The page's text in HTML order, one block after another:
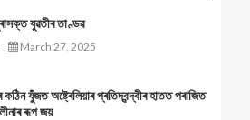
যুৱতীৰ তাণ্ডৱ
March 27, 2025
যুঁজত অষ্ট্ৰেলিয়াৰ প্ৰতিদ্বন্দ্বীৰ হাতত পৰাজিত
ৰূপ জয়